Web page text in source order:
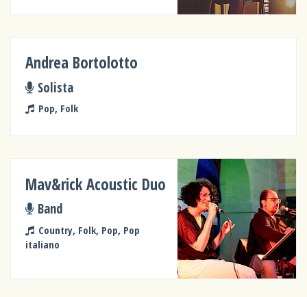
Andrea Bortolotto
Solista
Pop, Folk
Mav&rick Acoustic Duo
Band
Country, Folk, Pop, Pop
italiano